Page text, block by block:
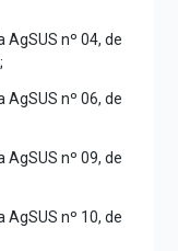
AgSUS nº 04, de
AgSUS nº 06, de
AgSUS nº 09, de
AgSUS nº 10, de